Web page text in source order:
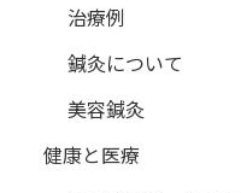
治療例
鍼灸について
美容鍼灸
健康と医療